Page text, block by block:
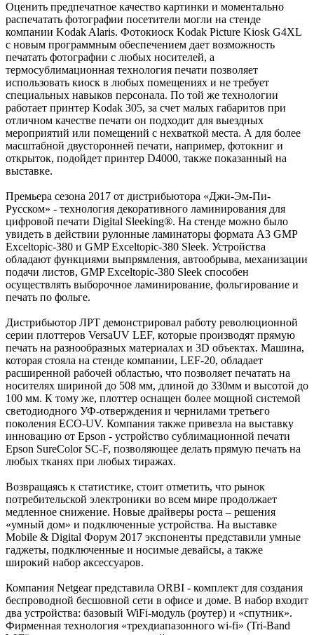
Оценить предпечатное качество картинки и моментально
распечатать фотографии посетители могли на стенде
компании Kodak Alaris. Фотокиоск Kodak Picture Kiosk G4XL
с новым программным обеспечением дает возможность
печатать фотографии с любых носителей, а
термосублимационная технология печати позволяет
использовать киоск в любых помещениях и не требует
специальных навыков персонала. По той же технологии
работает принтер Kodak 305, за счет малых габаритов при
отличном качестве печати он подходит для выездных
мероприятий или помещений с нехваткой места. А для более
масштабной двусторонней печати, например, фотокниг и
открыток, подойдет принтер D4000, также показанный на
выставке.
Премьера сезона 2017 от дистрибьютора «Джи-Эм-Пи-
Русском» - технология декоративного ламинирования для
цифровой печати Digital Sleeking®. На стенде можно было
увидеть в действии рулонные ламинаторы формата А3 GMP
Exceltopic-380 и GMP Exceltopic-380 Sleek. Устройства
обладают функциями выпрямления, автообрыва, механизации
подачи листов, GMP Exceltopic-380 Sleek способен
осуществлять выборочное ламинирование, фольгирование и
печать по фольге.
Дистрибьютор ЛРТ демонстрировал работу революционной
серии плоттеров VersaUV LEF, которые производят прямую
печать на разнообразных материалах и 3D объектах. Машина,
которая стояла на стенде компании, LEF-20, обладает
расширенной рабочей областью, что позволяет печатать на
носителях шириной до 508 мм, длиной до 330мм и высотой до
100 мм. К тому же, плоттер оснащен более мощной системой
светодиодного УФ-отверждения и чернилами третьего
поколения ECO-UV. Компания также привезла на выставку
инновацию от Epson - устройство сублимационной печати
Epson SureColor SC-F, позволяющее делать прямую печать на
любых тканях при любых тиражах.
Возвращаясь к статистике, стоит отметить, что рынок
потребительской электроники во всем мире продолжает
медленное снижение. Новые драйверы роста – решения
«умный дом» и подключенные устройства. На выставке
Mobile & Digital Форум 2017 экспоненты представили умные
гаджеты, подключенные и носимые девайсы, а также
широкий набор аксессуаров.
Компания Netgear представила ORBI - комплект для создания
беспроводной бесшовной сети в офисе и доме. В набор входит
два устройства: базовый WiFi-модуль (роутер) и «спутник».
Фирменная технология «трехдиапазонного wi-fi» (Tri-Band